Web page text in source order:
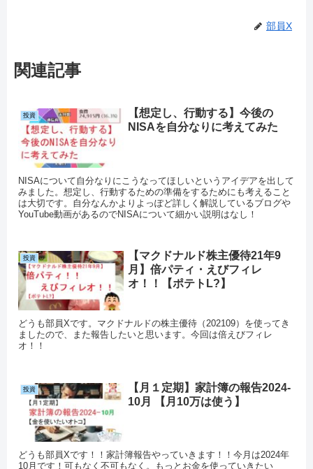
部員X
関連記事
投資
【想定し、行動する】今後の
NISAを自分なりに考えてみた
NISAについて自分なりにこうなってほしいというアイデアを出して
みました。想定し、行動するための準備をするためにも考えること
は大切です。自分なんかよりよっぽど詳しく解説しているブログや
YouTube動画があるのでNISAについて細かい説明はなし！
投資
【マクドナルド株主優待21年9
月】倍パティ・えびフィレ
オ！！【ポテトL?】
どうも部員Xです。マクドナルドの株主優待（202109）を使ってき
ましたので、また報告したいと思います。今回は倍えびフィレ
オ！！
投資
【月１定期】家計簿の報告2024-
10月 【月10万は使う】
どうも部員Xです！！家計簿報告やっていきます！！今月は2024年
10月です！可もなく不可もなく。もっとお金を使っていきたい